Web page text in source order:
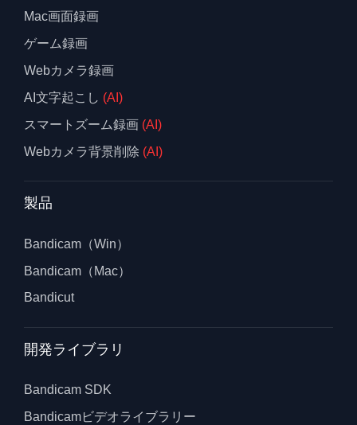
Mac画面録画
ゲーム録画
Webカメラ録画
AI文字起こし (AI)
スマートズーム録画 (AI)
Webカメラ背景削除 (AI)
製品
Bandicam（Win）
Bandicam（Mac）
Bandicut
開発ライブラリ
Bandicam SDK
Bandicamビデオライブラリー